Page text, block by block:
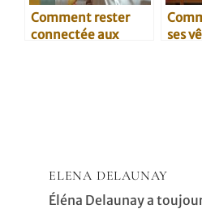
Comment rester
connectée aux
ses
ELENA DELAUNAY
Éléna Delaunay a